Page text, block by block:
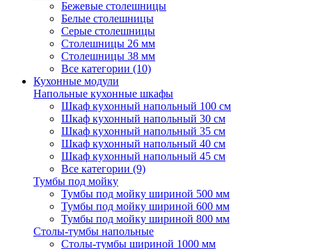
Бежевые столешницы
Белые столешницы
Серые столешницы
Столешницы 26 мм
Столешницы 38 мм
Все категории (10)
Кухонные модули
Напольные кухонные шкафы
Шкаф кухонный напольный 100 см
Шкаф кухонный напольный 30 см
Шкаф кухонный напольный 35 см
Шкаф кухонный напольный 40 см
Шкаф кухонный напольный 45 см
Все категории (9)
Тумбы под мойку
Тумбы под мойку шириной 500 мм
Тумбы под мойку шириной 600 мм
Тумбы под мойку шириной 800 мм
Столы-тумбы напольные
Столы-тумбы шириной 1000 мм